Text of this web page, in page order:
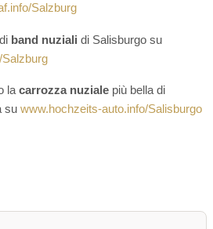
Salzburg
band nuziali di Salisburgo su
la carrozza nuziale più bella di
su www.hochzeits-auto.info/Salisburgo